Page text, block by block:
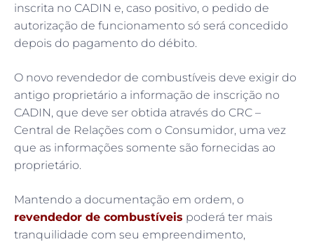
inscrita no CADIN e, caso positivo, o pedido de
autorização de funcionamento só será concedido
depois do pagamento do débito.
O novo revendedor de combustíveis deve exigir do
antigo proprietário a informação de inscrição no
CADIN, que deve ser obtida através do CRC –
Central de Relações com o Consumidor, uma vez
que as informações somente são fornecidas ao
proprietário.
Mantendo a documentação em ordem, o
revendedor de combustíveis poderá ter mais
tranquilidade com seu empreendimento,